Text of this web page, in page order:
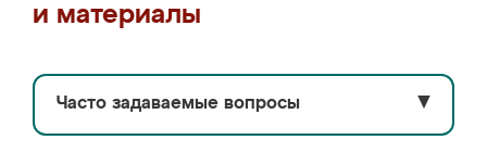
и материалы
Часто задаваемые вопросы ▼